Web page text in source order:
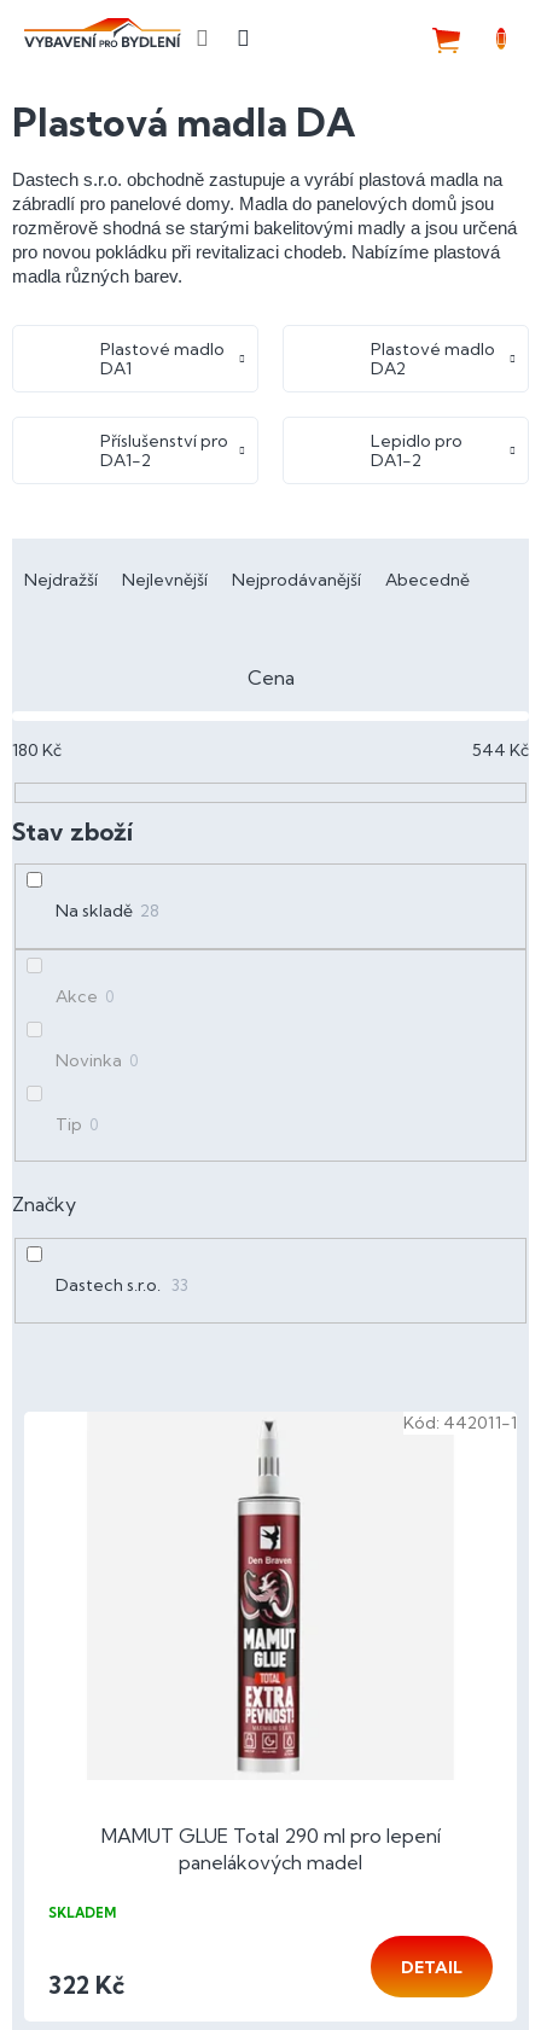
Plastová madla DA
Dastech s.r.o. obchodně zastupuje a vyrábí plastová madla na
zábradlí pro panelové domy. Madla do panelových domů jsou
rozměrově shodná se starými bakelitovými madly a jsou určená
pro novou pokládku při revitalizaci chodeb. Nabízíme plastová
madla různých barev.
Plastové madlo
DA1
Plastové madlo
DA2
Příslušenství pro
DA1-2
Lepidlo pro
DA1-2
a
í
r
o
d
u
k
ů
Nejdražší Nejlevnější Nejprodávanější Abecedně
Cena
180 Kč 544 Kč
Na skladě 28
Akce 0
Novinka 0
Tip 0
Značky
Dastech s.r.o. 33
V
MAMUT GLUE Total 290 ml pro lepení
panelákových madel
SKLADEM
322 Kč
DETAIL
Kód: 442011-1